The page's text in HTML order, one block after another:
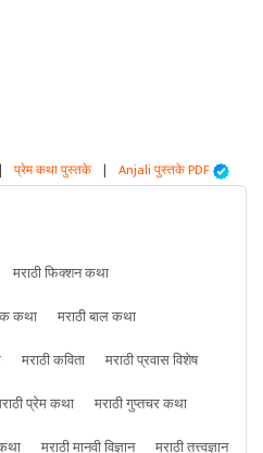
| प्रेम कथा पुस्तके | Anjali पुस्तके PDF
मराठी फिक्शन कथा
कथा
मराठी बाल कथा
मराठी कविता
मराठी प्रवास विशेष
प्रेम कथा
मराठी गुप्तचर कथा
मराठी मानवी विज्ञान
मराठी तत्त्वज्ञान